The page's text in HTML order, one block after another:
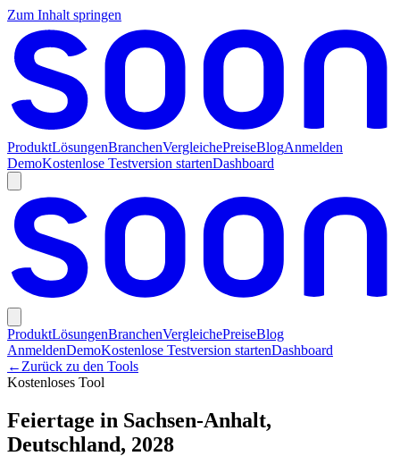
Zum Inhalt springen
ProduktLösungenBranchenVergleichePreiseBlogAnmelden
DemoKostenlose Testversion startenDashboard
ProduktLösungenBranchenVergleichePreiseBlog
AnmeldenDemoKostenlose Testversion startenDashboard
← Zurück zu den Tools
Kostenloses Tool
Feiertage in Sachsen-Anhalt,
Deutschland, 2028